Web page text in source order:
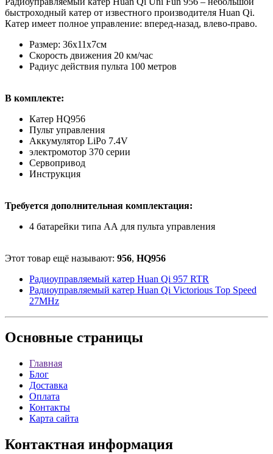
быстроходный катер от известного производителя Huan Qi.
Катер имеет полное управление: вперед-назад, влево-право.
Размер: 36x11x7см
Скорость движения 20 км/час
Радиус действия пульта 100 метров
В комплекте:
Катер HQ956
Пульт управления
Аккумулятор LiPo 7.4V
электромотор 370 серии
Сервопривод
Инструкция
Требуется дополнительная комплектация:
4 батарейки типа АА для пульта управления
Этот товар ещё называют: 956, HQ956
Радиоуправляемый катер Huan Qi 957 RTR
Радиоуправляемый катер Huan Qi Victorious Top Speed
27MHz
Основные страницы
Главная
Блог
Доставка
Оплата
Контакты
Карта сайта
Контактная информация